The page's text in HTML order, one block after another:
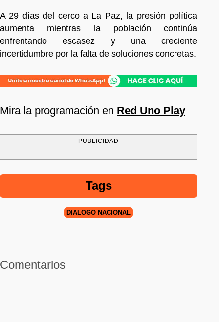
A 29 días del cerco a La Paz, la presión política
aumenta mientras la población continúa
enfrentando escasez y una creciente
incertidumbre por la falta de soluciones concretas.
Mira la programación en Red Uno Play
PUBLICIDAD
Tags
DIÁLOGO NACIONAL
Comentarios